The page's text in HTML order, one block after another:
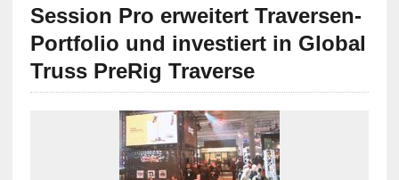
Session Pro erweitert Traversen-
Portfolio und investiert in Global
Truss PreRig Traverse